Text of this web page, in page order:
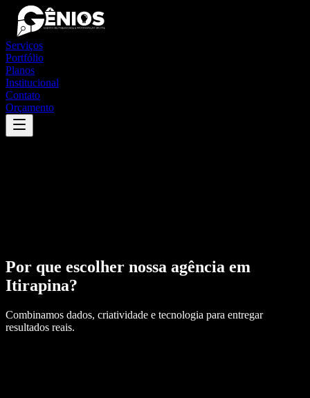
Serviços
Portfólio
Planos
Institucional
Contato
Orçamento
Por que escolher nossa agência em
Itirapina?
Combinamos dados, criatividade e tecnologia para entregar
resultados reais.